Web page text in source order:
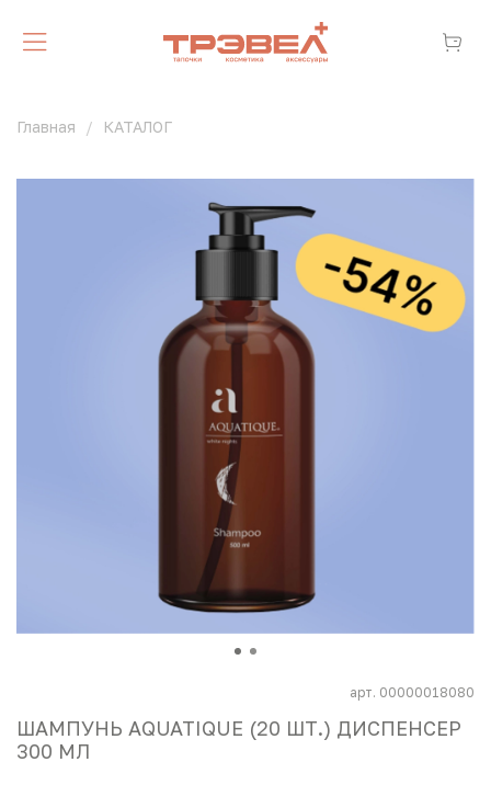
Главная КАТАЛОГ
арт. 00000018080
ШАМПУНЬ AQUATIQUE (20 ШТ.) ДИСПЕНСЕР
300 МЛ